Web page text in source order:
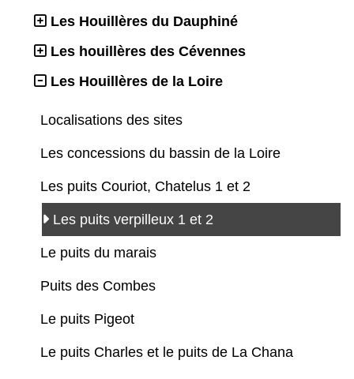
Les Houillères du Dauphiné
Les houillères des Cévennes
Les Houillères de la Loire
Localisations des sites
Les concessions du bassin de la Loire
Les puits Couriot, Chatelus 1 et 2
Les puits verpilleux 1 et 2
Le puits du marais
Puits des Combes
Le puits Pigeot
Le puits Charles et le puits de La Chana